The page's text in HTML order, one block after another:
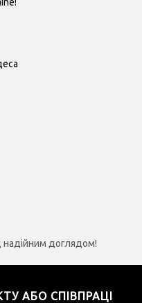
надійним доглядом!
АБО СПІВПРАЦІ